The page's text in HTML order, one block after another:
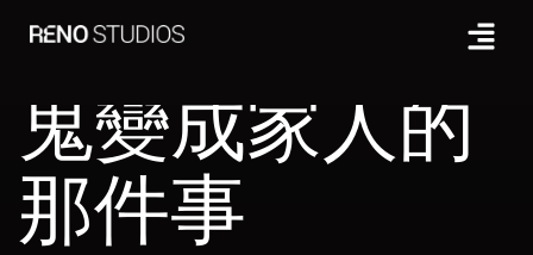
Tag: 關於我和
鬼變成家人的
那件事